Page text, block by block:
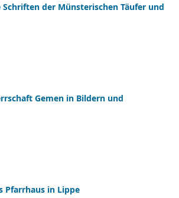
Schriften der Münsterischen Täufer und
Gemen in Bildern und
Pfarrhaus in Lippe